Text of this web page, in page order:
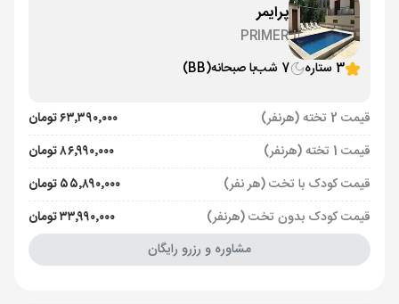
پرایمر
PRIMER
3 ستاره
7 شب با صبحانه(BB)
قیمت 2 تخته (هرنفر)
۶۳٬۳۹۰٬۰۰۰ تومان
قیمت 1 تخته (هرنفر)
۸۶٬۹۹۰٬۰۰۰ تومان
قیمت کودک با تخت (هر نفر)
۵۵٬۸۹۰٬۰۰۰ تومان
قیمت کودک بدون تخت (هرنفر)
۳۳٬۹۹۰٬۰۰۰ تومان
مشاوره و رزرو رایگان